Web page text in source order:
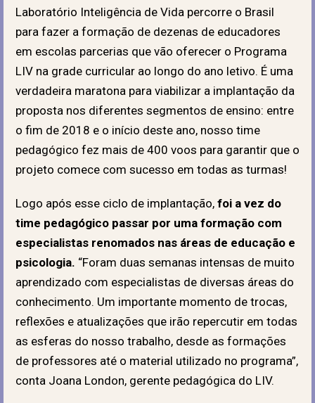
Laboratório Inteligência de Vida percorre o Brasil
para fazer a formação de dezenas de educadores
em escolas parcerias que vão oferecer o Programa
LIV na grade curricular ao longo do ano letivo. É uma
verdadeira maratona para viabilizar a implantação da
proposta nos diferentes segmentos de ensino: entre
o fim de 2018 e o início deste ano, nosso time
pedagógico fez mais de 400 voos para garantir que o
projeto comece com sucesso em todas as turmas!
Logo após esse ciclo de implantação, foi a vez do
time pedagógico passar por uma formação com
especialistas renomados nas áreas de educação e
psicologia. “Foram duas semanas intensas de muito
aprendizado com especialistas de diversas áreas do
conhecimento. Um importante momento de trocas,
reflexões e atualizações que irão repercutir em todas
as esferas do nosso trabalho, desde as formações
de professores até o material utilizado no programa”,
conta Joana London, gerente pedagógica do LIV.